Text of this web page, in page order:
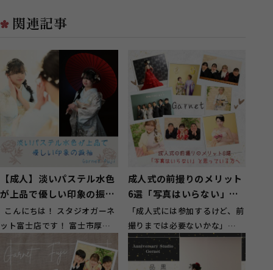
関連記事
【成人】淡いパステル水色
が上品で優しい印象の振袖
【富士市厚原】
こんにちは！ スタジオガーネ
ット富士店です！ 富士市厚原
にお住いのお客様にもご来店頂
い...
成人式の前撮りのメリット
6選「写真はいらない」と
思っている方へ
「成人式には参加するけど、前
撮りまでは必要ないかな」
「アルバムを見返すこともない
し、写真にお金...